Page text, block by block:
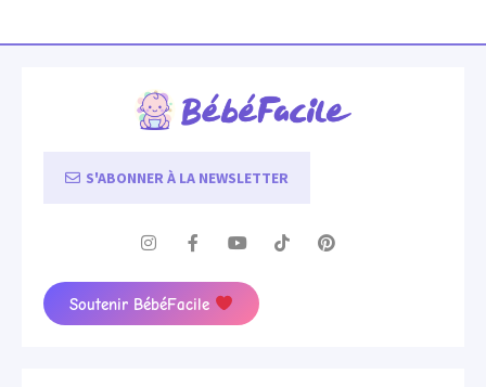
S'ABONNER À LA NEWSLETTER
Soutenir BébéFacile